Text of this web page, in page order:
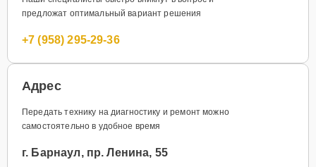
предложат оптимальный вариант решения
+7 (958) 295-29-36
Адрес
Передать технику на диагностику и ремонт можно
самостоятельно в удобное время
г. Барнаул, пр. Ленина, 55